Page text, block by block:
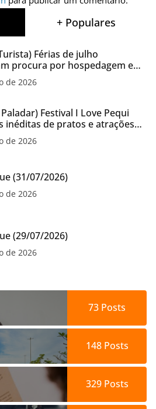
+ Populares
Férias de julho
procura por hospedagem em
cuidados na hora de
de 2026
Festival I Love Pequi
inéditas de pratos e atrações
fim de semana dos Pais em
de 2026
(31/07/2026)
de 2026
(29/07/2026)
de 2026
73 Posts
148Posts
329Posts